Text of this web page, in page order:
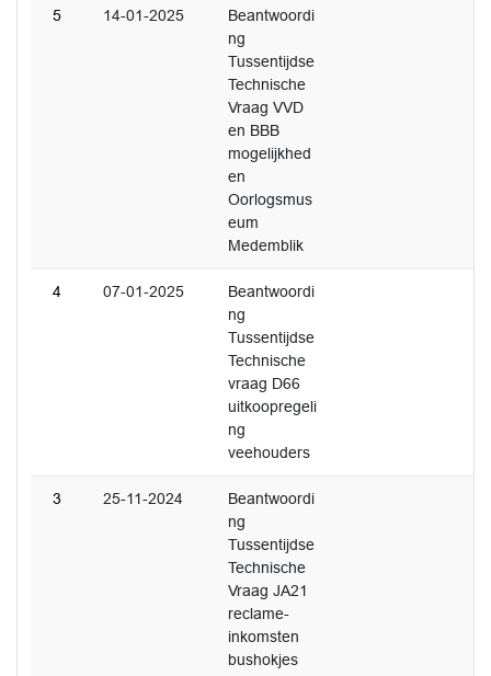
5 14-01-2025
Beantwoordi
ng
Tussentijdse
Technische
Vraag VVD
en BBB
mogelijkhed
en
Oorlogsmus
eum
Medemblik
4 07-01-2025
Beantwoordi
ng
Tussentijdse
Technische
vraag D66
uitkoopregeli
ng
veehouders
3 25-11-2024
Beantwoordi
ng
Tussentijdse
Technische
Vraag JA21
reclame-
inkomsten
bushokjes